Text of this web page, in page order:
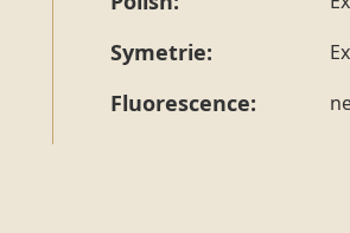
Symetrie:
Fluorescence: